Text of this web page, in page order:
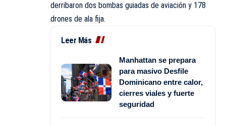
derribaron dos bombas guiadas de aviación y 178
drones de ala fija.
Leer Más
Manhattan se prepara
para masivo Desfile
Dominicano entre calor,
cierres viales y fuerte
seguridad